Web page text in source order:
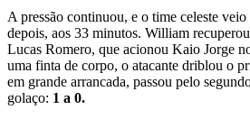
A pressão continuou, e o time celeste
depois, aos 33 minutos. William
Lucas Romero, que acionou Kaio Jorge
uma finta de corpo, o atacante driblou o
em grande arrancada, passou pelo
golaço: 1 a 0.